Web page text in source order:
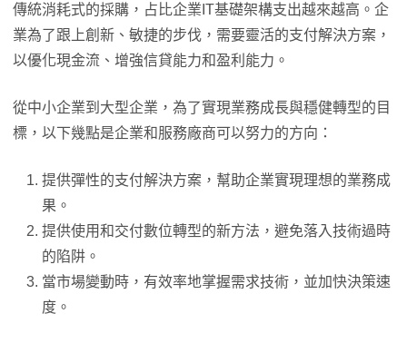
傳統消耗式的採購，占比企業IT基礎架構支出越來越高。企
業為了跟上創新、敏捷的步伐，需要靈活的支付解決方案，
以優化現金流、增強信貸能力和盈利能力。
從中小企業到大型企業，為了實現業務成長與穩健轉型的目
標，以下幾點是企業和服務廠商可以努力的方向：
提供彈性的支付解決方案，幫助企業實現理想的業務成
果。
提供使用和交付數位轉型的新方法，避免落入技術過時
的陷阱。
當市場變動時，有效率地掌握需求技術，並加快決策速
度。